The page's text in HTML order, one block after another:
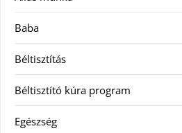
Baba
Béltisztítás
Béltisztító kúra program
Egészség